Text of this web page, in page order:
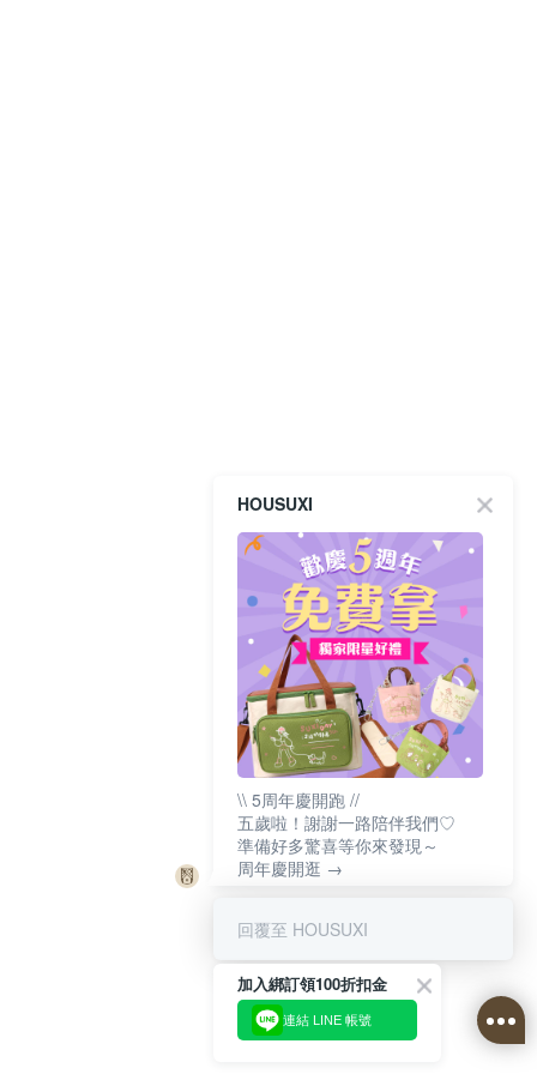
HOUSUXI
\\ 5周年慶開跑 //
五歲啦！謝謝一路陪伴我們♡
準備好多驚喜等你來發現～
周年慶開逛 →
回覆至 HOUSUXI
加入綁訂領100折扣金
連結 LINE 帳號